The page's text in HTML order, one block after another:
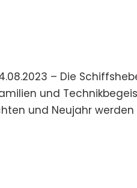
– Die
und
und Neujahr werden